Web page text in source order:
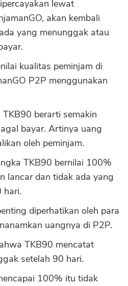
lewat
akan kembali
yang menunggak atau
kualitas peminjam di
P2P menggunakan
berarti semakin
bayar. Artinya uang
oleh peminjam.
TKB90 bernilai 100%
lancar dan tidak ada yang
hari.
diperhatikan oleh para
uangnya di P2P.
TKB90 mencatat
setelah 90 hari.
100% itu tidak